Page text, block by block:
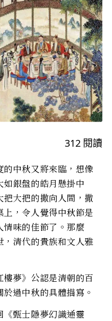
312 閱讀
的中秋又將來臨，想像
銀盤的皓月懸掛中
大把的撒向人間，撒
，令人覺得中秋節是
味的佳節了。那麼
清代的貴族和文人雅
夢》公認是清朝的百
過中秋的具體描寫。
《甄士隱夢幻識通靈